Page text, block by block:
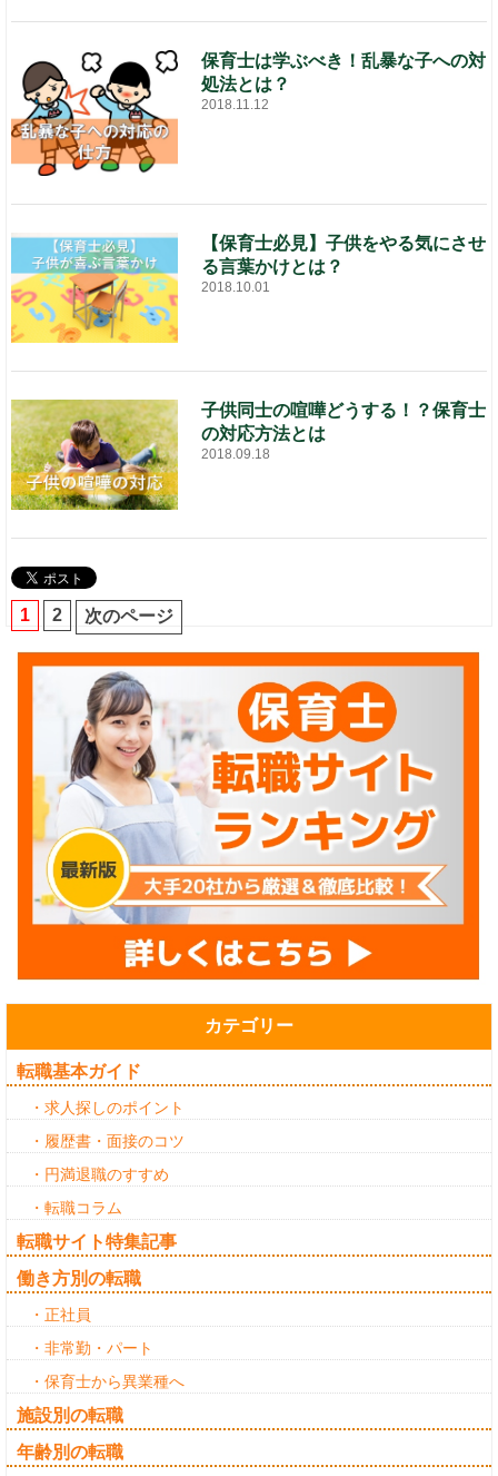
保育士は学ぶべき！乱暴な子への対
処法とは？
2018.11.12
【保育士必見】子供をやる気にさせ
る言葉かけとは？
2018.10.01
子供同士の喧嘩どうする！？保育士
の対応方法とは
2018.09.18
1 2 次のページ
カテゴリー
転職基本ガイド
・求人探しのポイント
・履歴書・面接のコツ
・円満退職のすすめ
・転職コラム
転職サイト特集記事
働き方別の転職
・正社員
・非常勤・パート
・保育士から異業種へ
施設別の転職
年齢別の転職